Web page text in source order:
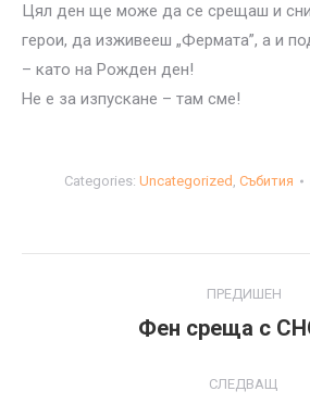
Цял ден ще може да се срещаш и
герои, да изживееш „Фермата”, а и
– като на Рожден ден!
Не е за изпускане – там сме!
Categories: Uncategorized , Събития
navigation
ПРЕДИШЕН
Previous
Фен среща с
СЛЕДВАЩ